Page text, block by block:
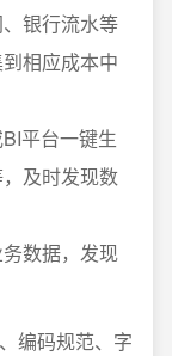
银行流水等
相应成本中
平台一键生
及时发现数
数据，发现
编码规范、字